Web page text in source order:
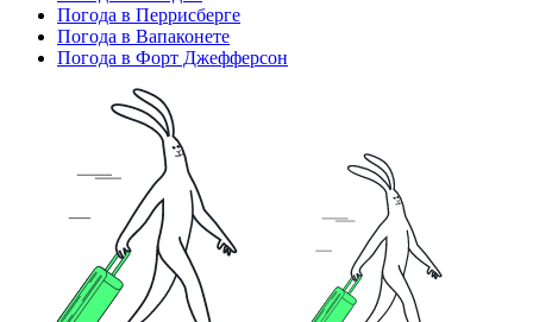
Погода в Перрисберге
Погода в Вапаконете
Погода в Форт Джефферсон